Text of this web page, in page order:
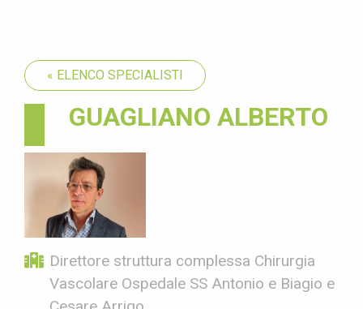
« ELENCO SPECIALISTI
GUAGLIANO ALBERTO
Direttore struttura complessa Chirurgia
Vascolare Ospedale SS Antonio e Biagio e